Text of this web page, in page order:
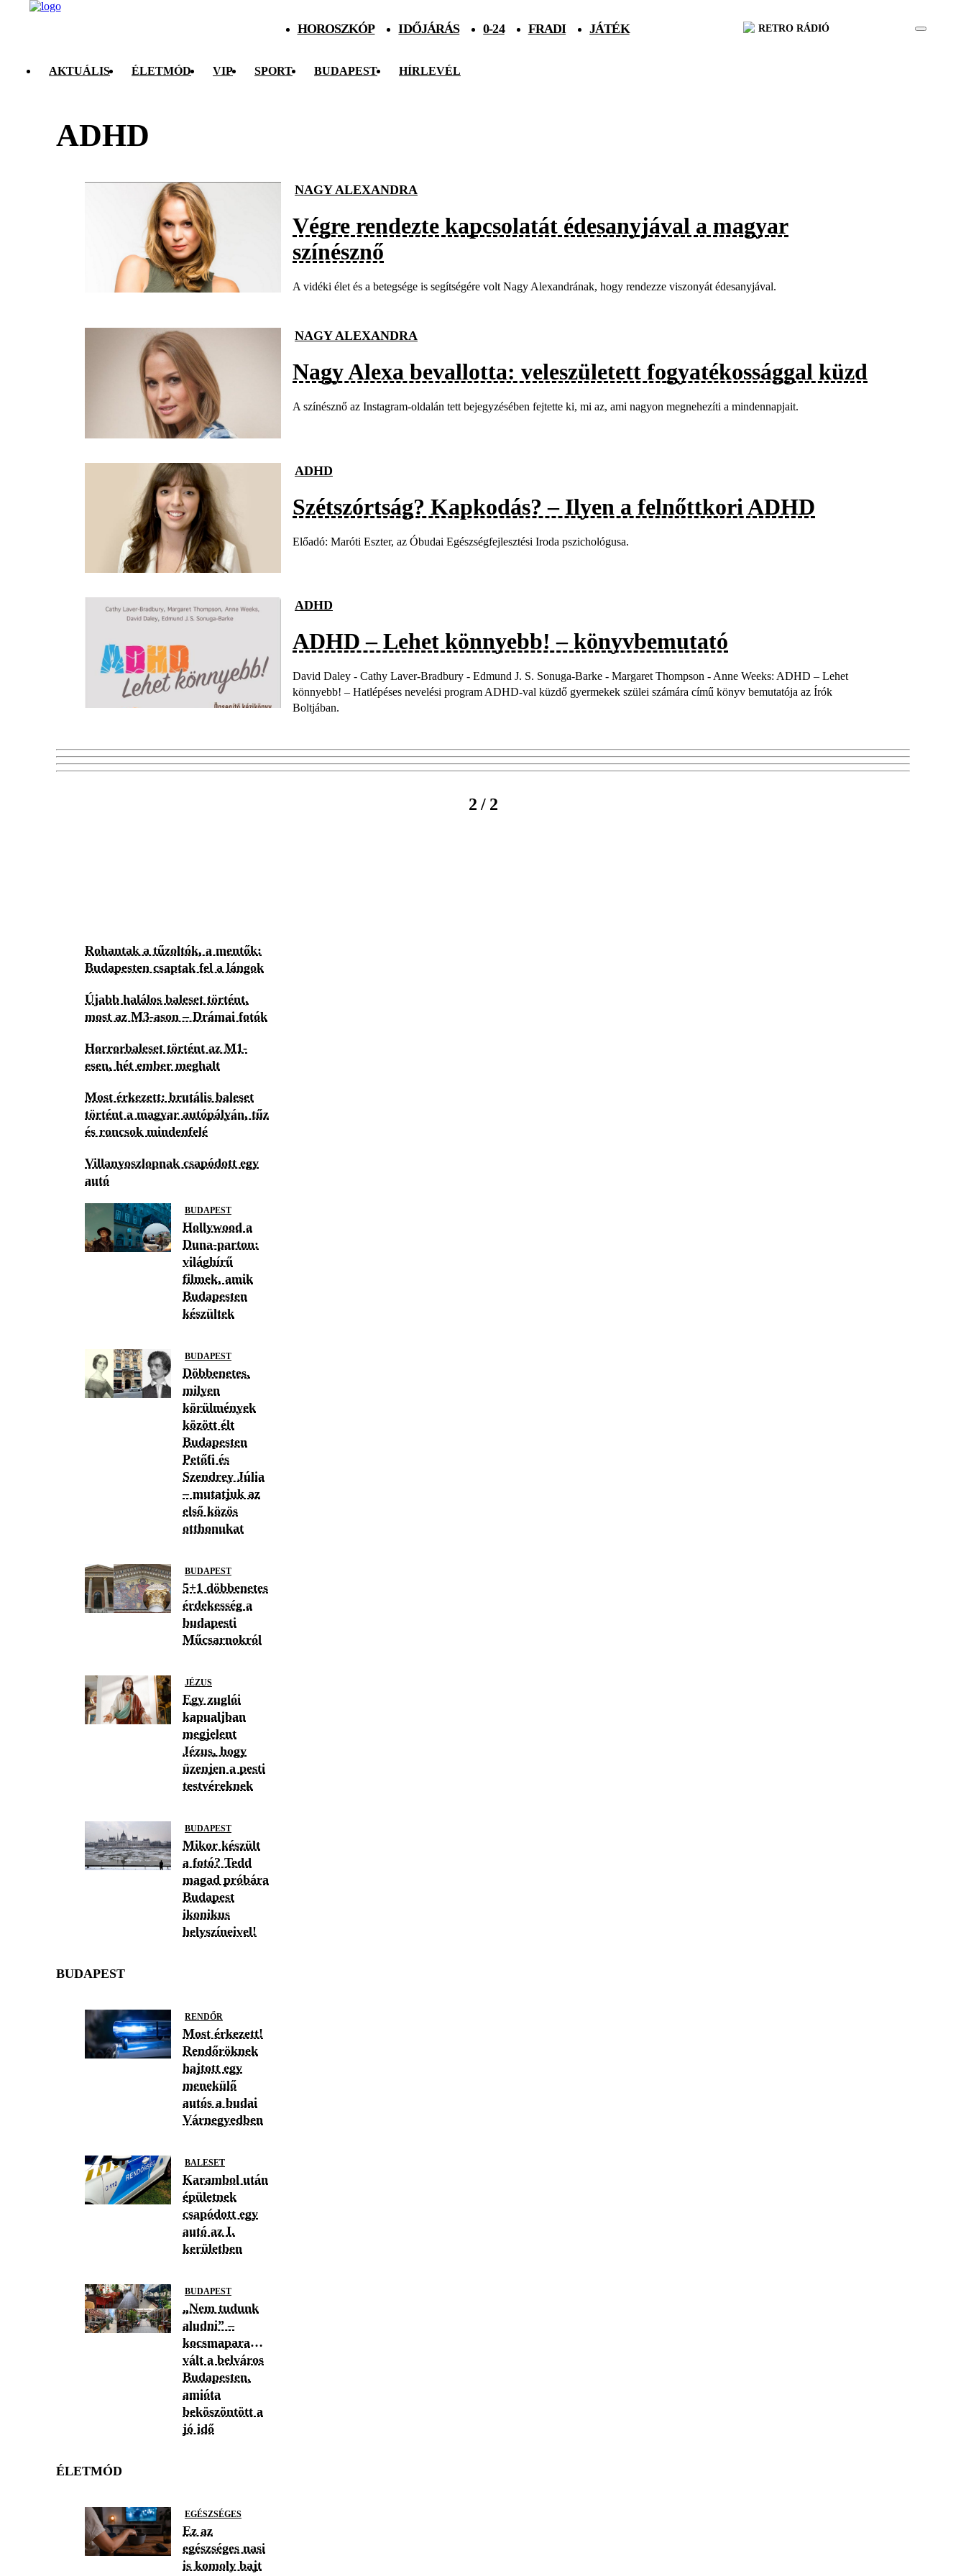
HOROSZKÓP IDŐJÁRÁS 0-24 FRADI JÁTÉK RETRO RÁDIÓ
AKTUÁLIS ÉLETMÓD VIP SPORT BUDAPEST HÍRLEVÉL
ADHD
NAGY ALEXANDRA
Végre rendezte kapcsolatát édesanyjával a magyar
színésznő
A vidéki élet és a betegsége is segítségére volt Nagy Alexandrának, hogy rendezze viszonyát édesanyjával.
NAGY ALEXANDRA
Nagy Alexa bevallotta: veleszületett fogyatékossággal küzd
A színésznő az Instagram-oldalán tett bejegyzésében fejtette ki, mi az, ami nagyon megnehezíti a mindennapjait.
ADHD
Szétszórtság? Kapkodás? – Ilyen a felnőttkori ADHD
Előadó: Maróti Eszter, az Óbudai Egészségfejlesztési Iroda pszichológusa.
ADHD
ADHD – Lehet könnyebb! – könyvbemutató
David Daley - Cathy Laver-Bradbury - Edmund J. S. Sonuga-Barke - Margaret Thompson - Anne Weeks: ADHD – Lehet
könnyebb! – Hatlépéses nevelési program ADHD-val küzdő gyermekek szülei számára című könyv bemutatója az Írók
Boltjában.
2 / 2
Rohantak a tűzoltók, a mentők:
Budapesten csaptak fel a lángok
Újabb halálos baleset történt,
most az M3-ason – Drámai fotók
Horrorbaleset történt az M1-
esen, hét ember meghalt
Most érkezett: brutális baleset
történt a magyar autópályán, tűz
és roncsok mindenfelé
Villanyoszlopnak csapódott egy
autó
BUDAPEST
Hollywood a
Duna-parton:
világhírű
filmek, amik
Budapesten
készültek
BUDAPEST
Döbbenetes,
milyen
körülmények
között élt
Budapesten
Petőfi és
Szendrey Júlia
– mutatjuk az
első közös
otthonukat
BUDAPEST
5+1 döbbenetes
érdekesség a
budapesti
Műcsarnokról
JÉZUS
Egy zuglói
kapualjban
megjelent
Jézus, hogy
üzenjen a pesti
testvéreknek
BUDAPEST
Mikor készült
a fotó? Tedd
magad próbára
Budapest
ikonikus
helyszíneivel!
BUDAPEST
RENDŐR
Most érkezett!
Rendőröknek
hajtott egy
menekülő
autós a budai
Várnegyedben
BALESET
Karambol után
épületnek
csapódott egy
autó az I.
kerületben
BUDAPEST
„Nem tudunk
aludni” –
kocsmaparadicsommá
vált a belváros
Budapesten,
amióta
beköszöntött a
jó idő
ÉLETMÓD
EGÉSZSÉGES
Ez az
egészséges nasi
is komoly bajt